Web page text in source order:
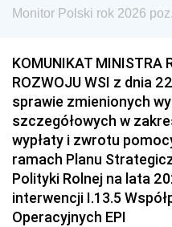
Monitor Polski rok 2026
KOMUNIKAT MINISTRA
ROZWOJU WSI z dnia
sprawie zmienionych
szczegółowych w
wypłaty i zwrotu
ramach Planu
Polityki Rolnej na lata
interwencji I.13.5
Operacyjnych EPI